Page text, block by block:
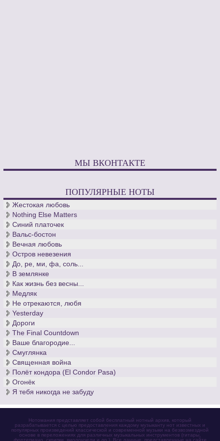
МЫ ВКОНТАКТЕ
ПОПУЛЯРНЫЕ НОТЫ
Жестокая любовь
Nothing Else Matters
Синий платочек
Вальс-бостон
Вечная любовь
Остров невезения
До, ре, ми, фа, соль...
В землянке
Как жизнь без весны...
Медляк
Не отрекаются, любя
Yesterday
Дороги
The Final Countdown
Ваше благородие...
Смуглянка
Священная война
Полёт кондора (El Condor Pasa)
Огонёк
Я тебя никогда не забуду
Нотомания представляет собой бесплатный нотный архив, который
разрабатывается с целью предоставления каждому музыканту нот известных и
популярных произведений классической и современной музыки на безвозмездной
основе в переложениях для различных музыкальных инструментов (гитары,
фортепиано, скрипки, виолончели и др.). Все данные, представленные на сайте